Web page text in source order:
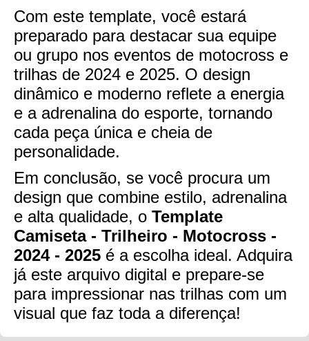
Com este template, você estará
preparado para destacar sua equipe
ou grupo nos eventos de motocross e
trilhas de 2024 e 2025. O design
dinâmico e moderno reflete a energia
e a adrenalina do esporte, tornando
cada peça única e cheia de
personalidade.
Em conclusão, se você procura um
design que combine estilo, adrenalina
e alta qualidade, o Template
Camiseta - Trilheiro - Motocross -
2024 - 2025 é a escolha ideal. Adquira
já este arquivo digital e prepare-se
para impressionar nas trilhas com um
visual que faz toda a diferença!